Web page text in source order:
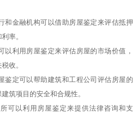
和金融机构可以借助房屋鉴定来评估抵押
率。
以利用房屋鉴定来评估房屋的市场价值，
收。
鉴定可以帮助建筑和工程公司评估房屋的
筑项目的安全和合规性。
可以利用房屋鉴定来提供法律咨询和支